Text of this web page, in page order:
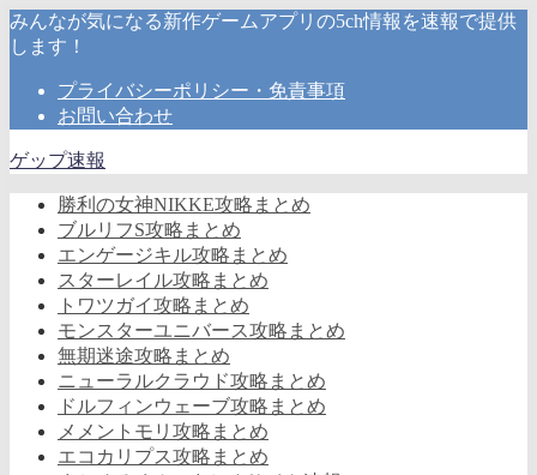
みんなが気になる新作ゲームアプリの5ch情報を速報で提供
します！
プライバシーポリシー・免責事項
お問い合わせ
ゲップ速報
勝利の女神NIKKE攻略まとめ
ブルリフS攻略まとめ
エンゲージキル攻略まとめ
スターレイル攻略まとめ
トワツガイ攻略まとめ
モンスターユニバース攻略まとめ
無期迷途攻略まとめ
ニューラルクラウド攻略まとめ
ドルフィンウェーブ攻略まとめ
メメントモリ攻略まとめ
エコカリプス攻略まとめ